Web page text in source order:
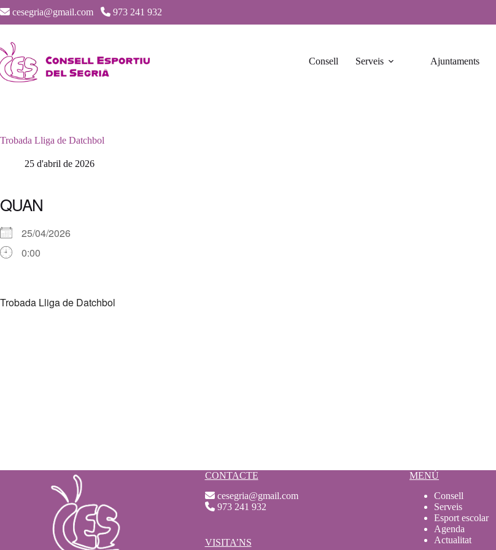
al
contenido
cesegria@gmail.com 973 241 932
Consell Serveis Ajuntaments
Trobada Lliga de Datchbol
25 d'abril de 2026
QUAN
25/04/2026
0:00
Trobada Lliga de Datchbol
CONTACTE
cesegria@gmail.com
973 241 932
VISITA’NS
MENÚ
Consell
Serveis
Esport escolar
Agenda
Actualitat